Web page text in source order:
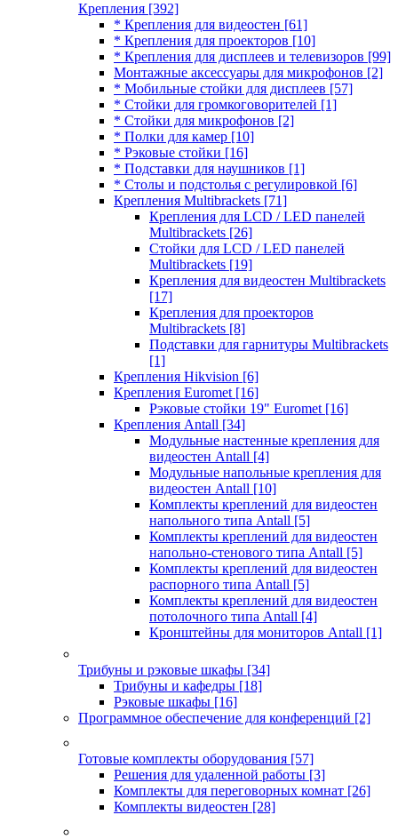
Крепления [392]
* Крепления для видеостен [61]
* Крепления для проекторов [10]
* Крепления для дисплеев и телевизоров [99]
Монтажные аксессуары для микрофонов [2]
* Мобильные стойки для дисплеев [57]
* Стойки для громкоговорителей [1]
* Стойки для микрофонов [2]
* Полки для камер [10]
* Рэковые стойки [16]
* Подставки для наушников [1]
* Столы и подстолья с регулировкой [6]
Крепления Multibrackets [71]
Крепления для LCD / LED панелей
Multibrackets [26]
Стойки для LCD / LED панелей
Multibrackets [19]
Крепления для видеостен Multibrackets
[17]
Крепления для проекторов
Multibrackets [8]
Подставки для гарнитуры Multibrackets
[1]
Крепления Hikvision [6]
Крепления Euromet [16]
Рэковые стойки 19" Euromet [16]
Крепления Antall [34]
Модульные настенные крепления для
видеостен Antall [4]
Модульные напольные крепления для
видеостен Antall [10]
Комплекты креплений для видеостен
напольного типа Antall [5]
Комплекты креплений для видеостен
напольно-стенового типа Antall [5]
Комплекты креплений для видеостен
распорного типа Antall [5]
Комплекты креплений для видеостен
потолочного типа Antall [4]
Кронштейны для мониторов Antall [1]
Трибуны и рэковые шкафы [34]
Трибуны и кафедры [18]
Рэковые шкафы [16]
Программное обеспечение для конференций [2]
Готовые комплекты оборудования [57]
Решения для удаленной работы [3]
Комплекты для переговорных комнат [26]
Комплекты видеостен [28]